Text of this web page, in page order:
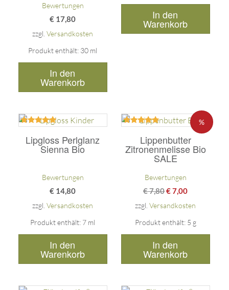
Bewertungen
€ 17,80
zzgl.Versandkosten
Produkt enthält: 30 ml
In den
Warenkorb
In den
Warenkorb
Lipgloss Perlglanz
Sienna Bio
mit
5.00
von 5
Bewertungen
€ 14,80
zzgl.Versandkosten
Produkt enthält: 7 ml
In den
Warenkorb
%
Lippenbutter
Zitronenmelisse Bio
SALE
mit
5.00
von 5
Bewertungen
€7,80€7,00
zzgl.Versandkosten
Produkt enthält: 5 g
In den
Warenkorb